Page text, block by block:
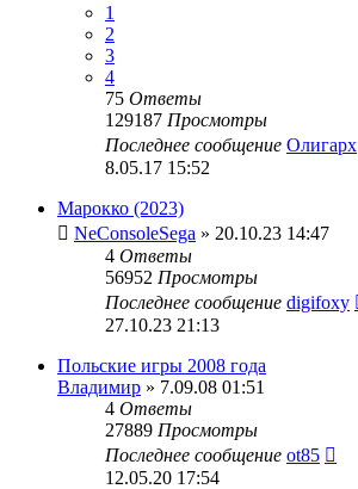
1
2
3
4
75 Ответы
129187 Просмотры
Последнее сообщение Олигарх
8.05.17 15:52
Марокко (2023)
NeConsoleSega » 20.10.23 14:47
4 Ответы
56952 Просмотры
Последнее сообщение digifoxy
27.10.23 21:13
Польские игры 2008 года
Владимир » 7.09.08 01:51
4 Ответы
27889 Просмотры
Последнее сообщение ot85
12.05.20 17:54